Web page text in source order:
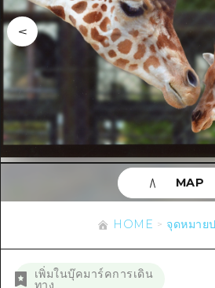
คำแนะนำ
ศิลปะ
งานอีเว้นท์ / เทศ
อาหารรสเลิศ / สุ
การปั่นจักรยาน
ช้อปปิ้ง
กีฬา
สถานบันเทิงยามค่
รายการ
คู่มือ Dive!
ฮิโรชิม่า โมชิ โมชิ
บริเวณรอบเมืองฮิโ
บิงโก
บริเวณรอบๆ มิยา
จุดหมายปลายทาง
รายการ
บริเวณรอบเมืองฮิ
อากิ
บิงโก
บิโฮคุ
เกโฮคุ
อีเว้นท์
ข้อมูลตามฤดูกาล
ข้อมูลที่เป็นประโย
รายการ
เข้าถึงเข้าถึง
สรุปการจราจรรอง
ข่าว
HOME จุดหมาย
เพิ่มในบุ๊คมาร์คการเดิน
ทาง
MAP